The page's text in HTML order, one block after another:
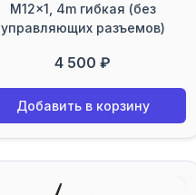
M12x1, 4m гибкая (без
управляющих разъемов)
4 500 ₽
Добавить в корзину